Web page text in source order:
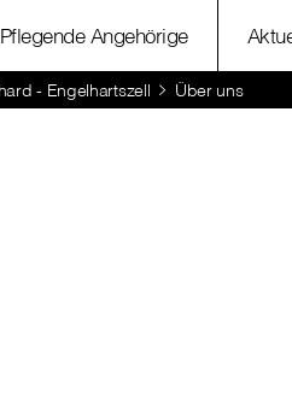
Pflegende Angehörige
- Engelhartszell Über uns